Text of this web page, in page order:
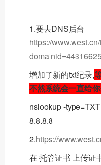
1.要去DNS后台
https://
domainid=44316625
增加了新的txt纪录,
不然系统会一直给
nslookup -
8.8.8.8
2.https://
在 托管证书 上传证